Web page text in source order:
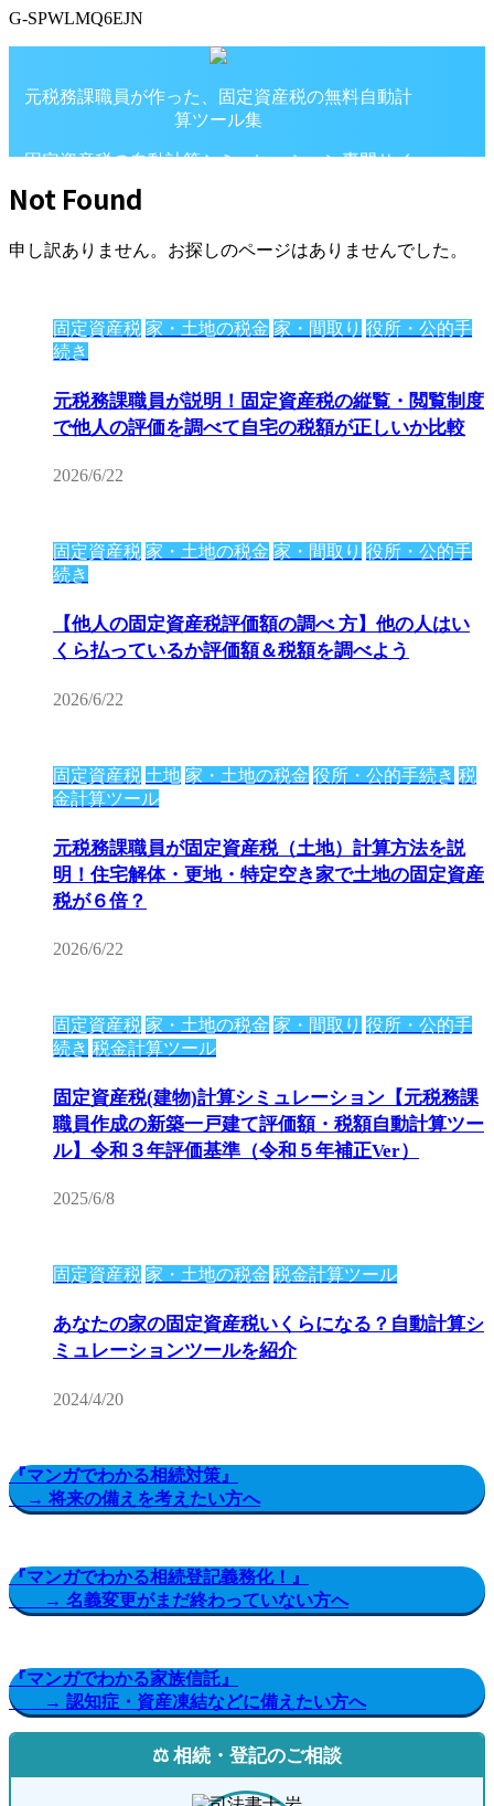
G-SPWLMQ6EJN
元税務課職員が作った、固定資産税の無料自動計
算ツール集
固定資産税の自動計算シミュレーション専門サイ
Not Found
申し訳ありません。お探しのページはありませんでした。
固定資産税 家・土地の税金 家・間取り 役所・公的手
続き
元税務課職員が説明！固定資産税の縦覧・閲覧制度
で他人の評価を調べて自宅の税額が正しいか比較
2026/6/22
固定資産税 家・土地の税金 家・間取り 役所・公的手
続き
【他人の固定資産税評価額の調べ 方】他の人はい
くら払っているか評価額＆税額を調べよう
2026/6/22
固定資産税 土地 家・土地の税金 役所・公的手続き 税
金計算ツール
元税務課職員が固定資産税（土地）計算方法を説
明！住宅解体・更地・特定空き家で土地の固定資産
税が６倍？
2026/6/22
固定資産税 家・土地の税金 家・間取り 役所・公的手
続き 税金計算ツール
固定資産税(建物)計算シミュレーション【元税務課
職員作成の新築一戸建て評価額・税額自動計算ツー
ル】令和３年評価基準（令和５年補正Ver）
2025/6/8
固定資産税 家・土地の税金 税金計算ツール
あなたの家の固定資産税いくらになる？自動計算シ
ミュレーションツールを紹介
2024/4/20
『マンガでわかる相続対策』
→ 将来の備えを考えたい方へ
『マンガでわかる相続登記義務化！』
→ 名義変更がまだ終わっていない方へ
『マンガでわかる家族信託』
→ 認知症・資産凍結などに備えたい方へ
⚖️ 相続・登記のご相談